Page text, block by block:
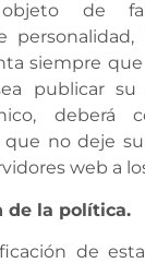
de
siempre que
publicar su
deberá
que no deje
web a
de la política.
de